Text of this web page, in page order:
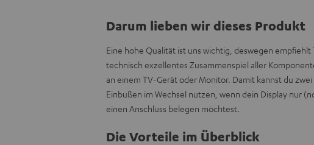
Darum lieben wir dieses Produkt
Eine hohe Qualität ist uns wichtig, deswegen
technisch exzellentes Zusammenspiel aller
an einem TV-Gerät oder Monitor. Damit kannst du zwei
Einbußen im Wechsel nutzen, wenn dein Display nur
einen Anschluss belegen möchtest.
Die Vorteile im Überblick